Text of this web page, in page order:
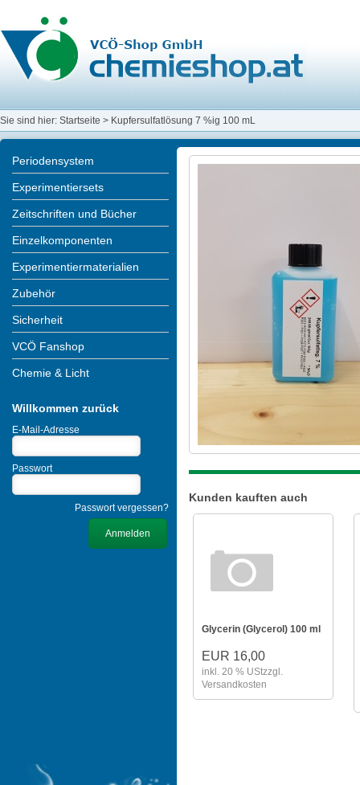
Sie sind hier: Startseite > Kupfersulfatlösung 7 %ig 100 mL
Periodensystem
Experimentiersets
Zeitschriften und Bücher
Einzelkomponenten
Experimentiermaterialien
Zubehör
Sicherheit
VCÖ Fanshop
Chemie & Licht
Willkommen zurück
E-Mail-Adresse
Passwort
Passwort vergessen?
Kunden kauften auch
Glycerin (Glycerol) 100 ml
EUR 16,00
inkl. 20 % UStzzgl.
Versandkosten